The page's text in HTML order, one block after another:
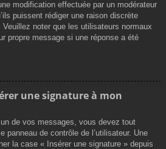
modification effectuée par un modérateur
puissent rédiger une raison discrète
noter que les utilisateurs normaux
propre message si une réponse a été
une signature à mon
de vos messages, vous devez tout
panneau de contrôle de l’utilisateur. Une
la case « Insérer une signature » depuis